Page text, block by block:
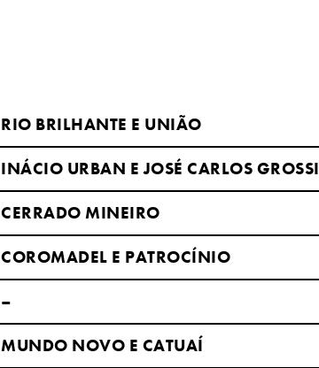
RIO BRILHANTE E UNIÃO
INÁCIO URBAN E JOSÉ CARLOS GROSSI
CERRADO MINEIRO
COROMADEL E PATROCÍNIO
–
MUNDO NOVO E CATUAÍ